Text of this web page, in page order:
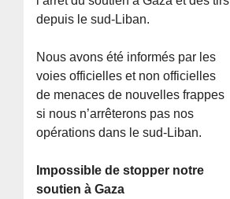
depuis le sud-Liban.
Nous avons été informés par les
voies officielles et non officielles
de menaces de nouvelles frappes
si nous n’arrêterons pas nos
opérations dans le sud-Liban.
Impossible de stopper notre
soutien à Gaza